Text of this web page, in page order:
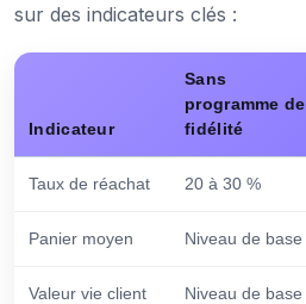
sur des indicateurs clés :
Indicateur
Sans
programme de
fidélité
Taux de réachat 20 à 30 %
Panier moyen Niveau de base
Valeur vie client
Niveau de base